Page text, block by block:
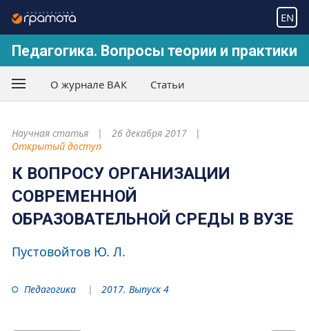
EN
Педагогика. Вопросы теории и практики
О журнале ВАК Статьи
Научная статья
26 декабря 2017
Открытый доступ
К ВОПРОСУ ОРГАНИЗАЦИИ
СОВРЕМЕННОЙ
ОБРАЗОВАТЕЛЬНОЙ СРЕДЫ В ВУЗЕ
Пустовойтов Ю. Л.
Педагогика 2017. Выпуск 4